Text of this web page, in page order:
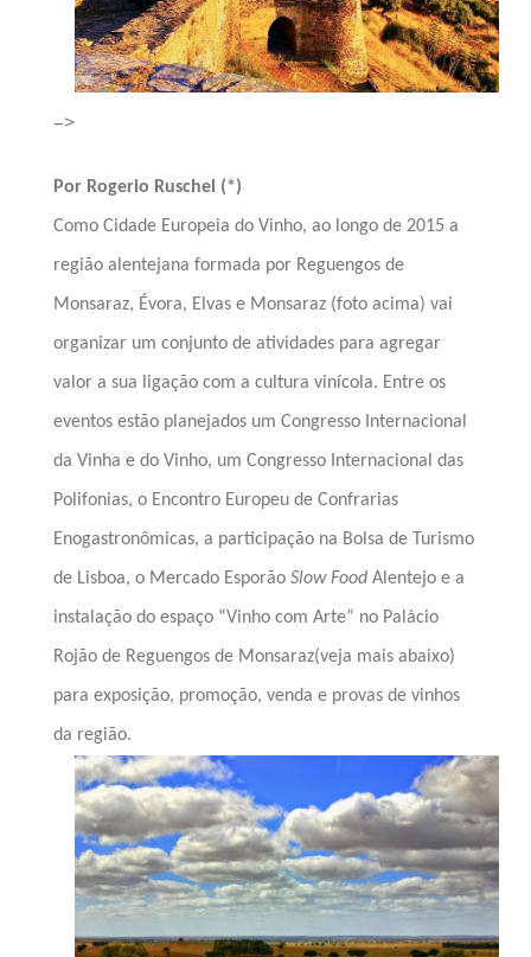
–>
Por Rogerio Ruschel (*)
Como Cidade Europeia do Vinho, ao longo de 2015 a
região alentejana formada por Reguengos de
Monsaraz, Évora, Elvas e Monsaraz (foto acima) vai
organizar um conjunto de atividades para agregar
valor a sua ligação com a cultura vinícola. Entre os
eventos estão planejados um Congresso Internacional
da Vinha e do Vinho, um Congresso Internacional das
Polifonias, o Encontro Europeu de Confrarias
Enogastronômicas, a participação na Bolsa de Turismo
de Lisboa, o Mercado Esporão Slow FoodAlentejo e a
instalação do espaço “Vinho com Arte” no Palácio
Rojão de Reguengos de Monsaraz(veja mais abaixo)
para exposição, promoção, venda e provas de vinhos
da região.